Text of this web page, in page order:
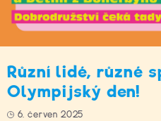
Různí lidé, různé
Olympijský den!
6. červen 2025